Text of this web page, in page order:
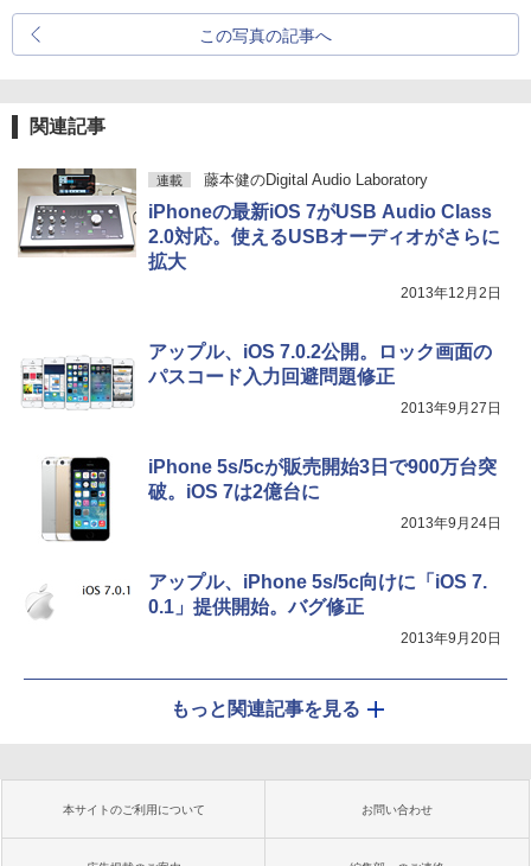
この写真の記事へ
関連記事
連載 藤本健のDigital Audio Laboratory
iPhoneの最新iOS 7がUSB Audio Class
2.0対応。使えるUSBオーディオがさらに
拡大
2013年12月2日
アップル、iOS 7.0.2公開。ロック画面の
パスコード入力回避問題修正
2013年9月27日
iPhone 5s/5cが販売開始3日で900万台突
破。iOS 7は2億台に
2013年9月24日
アップル、iPhone 5s/5c向けに「iOS 7.
0.1」提供開始。バグ修正
2013年9月20日
もっと関連記事を見る
本サイトのご利用について お問い合わせ